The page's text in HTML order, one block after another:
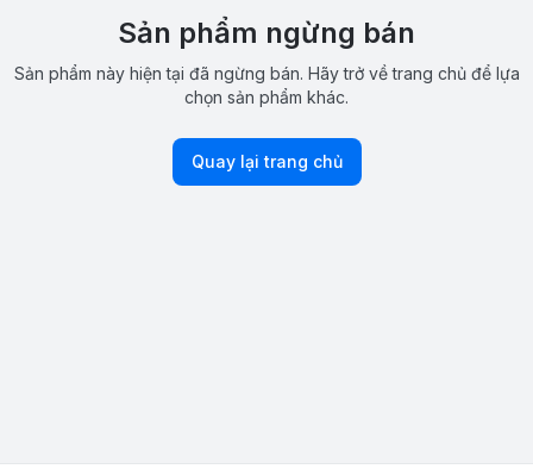
Sản phẩm ngừng bán
Sản phẩm này hiện tại đã ngừng bán. Hãy trở về trang chủ để lựa
chọn sản phẩm khác.
Quay lại trang chủ